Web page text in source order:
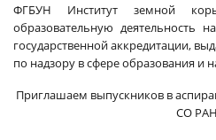
ФГБУН Институт земной
образовательную деятельность
государственной аккредитации,
по надзору в сфере образования и
Приглашаем выпускников в
СО